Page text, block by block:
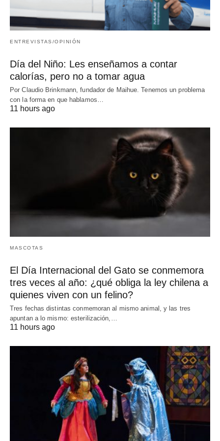
ENTREVISTAS/OPINIÓN
Día del Niño: Les enseñamos a contar
calorías, pero no a tomar agua
Por Claudio Brinkmann, fundador de Maihue. Tenemos un problema
con la forma en que hablamos…
11 hours ago
MASCOTAS
El Día Internacional del Gato se conmemora
tres veces al año: ¿qué obliga la ley chilena a
quienes viven con un felino?
Tres fechas distintas conmemoran al mismo animal, y las tres
apuntan a lo mismo: esterilización,…
11 hours ago